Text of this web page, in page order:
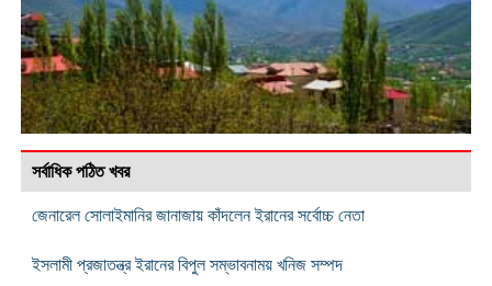
সর্বাধিক পঠিত খবর
জেনারেল সোলাইমানির জানাজায় কাঁদলেন ইরানের সর্বোচ্চ নেতা
ইসলামী প্রজাতন্ত্র ইরানের বিপুল সম্ভাবনাময় খনিজ সম্পদ